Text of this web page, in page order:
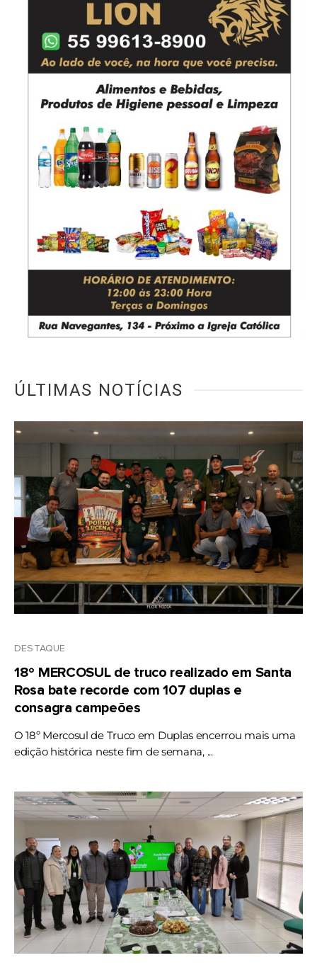
ÚLTIMAS NOTÍCIAS
DESTAQUE
18º MERCOSUL de truco realizado em Santa
Rosa bate recorde com 107 duplas e
consagra campeões
O 18º Mercosul de Truco em Duplas encerrou mais uma
edição histórica neste fim de semana, ...